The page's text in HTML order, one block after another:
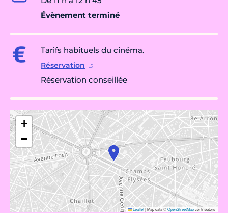
Évènement terminé
Tarifs habituels du cinéma.
Réservation
Réservation conseillée
+
−
Leaflet|Map data ©OpenStreetMapcontributors